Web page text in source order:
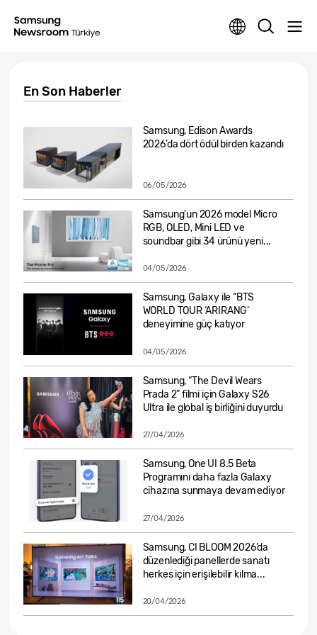
En Son Haberler
Samsung, Edison Awards
2026’da dört ödül birden kazandı
06/05/2026
Samsung’un 2026 model Micro
RGB, OLED, Mini LED ve
soundbar gibi 34 ürünü yeni...
04/05/2026
Samsung, Galaxy ile “BTS
WORLD TOUR ‘ARIRANG’
deneyimine güç katıyor
04/05/2026
Samsung, “The Devil Wears
Prada 2” filmi için Galaxy S26
Ultra ile global iş birliğini duyurdu
27/04/2026
Samsung, One UI 8.5 Beta
Programını daha fazla Galaxy
cihazına sunmaya devam ediyor
27/04/2026
Samsung, CI BLOOM 2026’da
düzenlediği panellerde sanatı
herkes için erişilebilir kılma...
20/04/2026